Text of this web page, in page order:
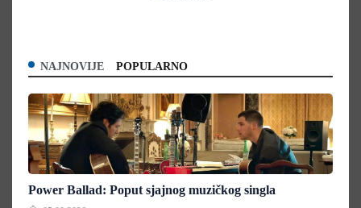
NAJNOVIJE POPULARNO
Power Ballad: Poput sjajnog muzičkog singla